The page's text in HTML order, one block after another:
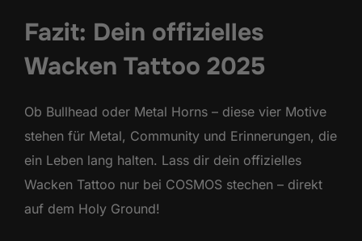
Fazit: Dein offizielles
Wacken Tattoo 2025
Ob Bullhead oder Metal Horns – diese vier Motive
stehen für Metal, Community und Erinnerungen, die
ein Leben lang halten. Lass dir dein offizielles
Wacken Tattoo nur bei COSMOS stechen – direkt
auf dem Holy Ground!